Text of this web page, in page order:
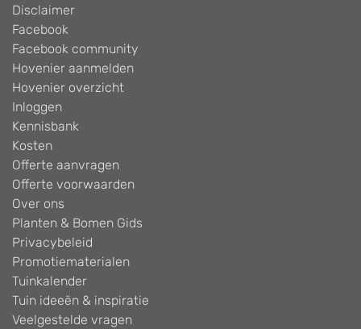
Disclaimer
Facebook
Facebook community
Hovenier aanmelden
Hovenier overzicht
Inloggen
Kennisbank
Kosten
Offerte aanvragen
Offerte voorwaarden
Over ons
Planten & Bomen Gids
Privacybeleid
Promotiematerialen
Tuinkalender
Tuin ideeën & inspiratie
Veelgestelde vragen